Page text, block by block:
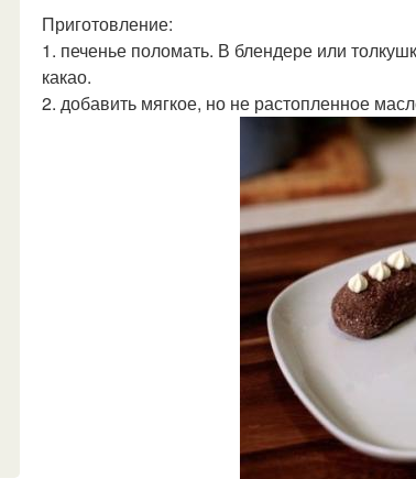
Приготовление:
1. печенье поломать. В блендере или
какао.
2. добавить мягкое, но не растопленное